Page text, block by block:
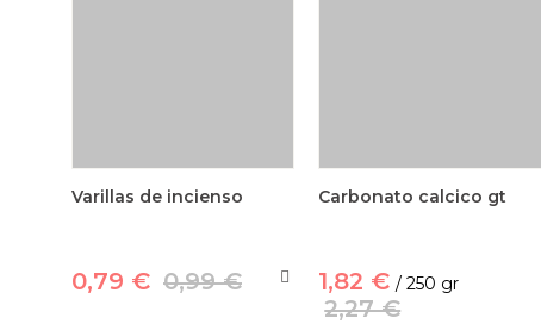
Varillas de incienso
0,79 € 0,99 €
Carbonato calcico gt
1,82 € / 250 gr
2,27 €